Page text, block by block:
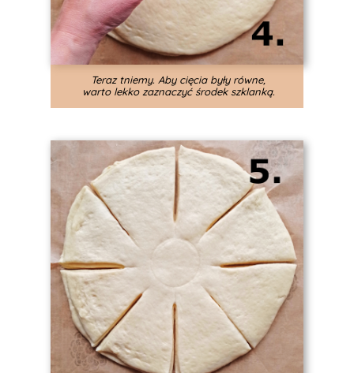
Teraz tniemy. Aby cięcia były równe,
warto lekko zaznaczyć środek szklanką.